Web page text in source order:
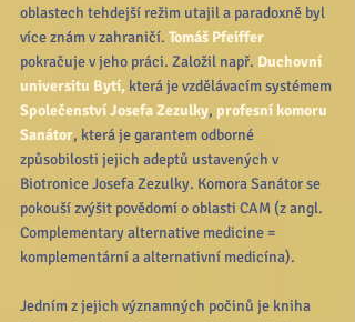
oblastech tehdejší režim utajil a paradoxně byl
více znám v zahraničí. Tomáš Pfeiffer
pokračuje v jeho práci. Založil např. Duchovní
universitu Bytí, která je vzdělávacím systémem
Společenství Josefa Zezulky, profesní komoru
Sanátor, která je garantem odborné
způsobilosti jejich adeptů ustavených v
Biotronice Josefa Zezulky. Komora Sanátor se
pokouší zvýšit povědomí o oblasti CAM (z angl.
Complementary alternative medicine =
komplementární a alternativní medicína).
Jedním z jejich významných počinů je kniha